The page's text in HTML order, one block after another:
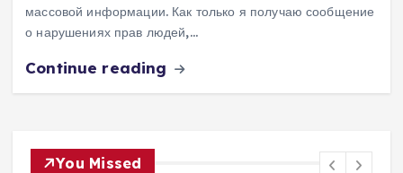
массовой информации. Как только я получаю сообщение
о нарушениях прав людей,…
Continue reading
You Missed